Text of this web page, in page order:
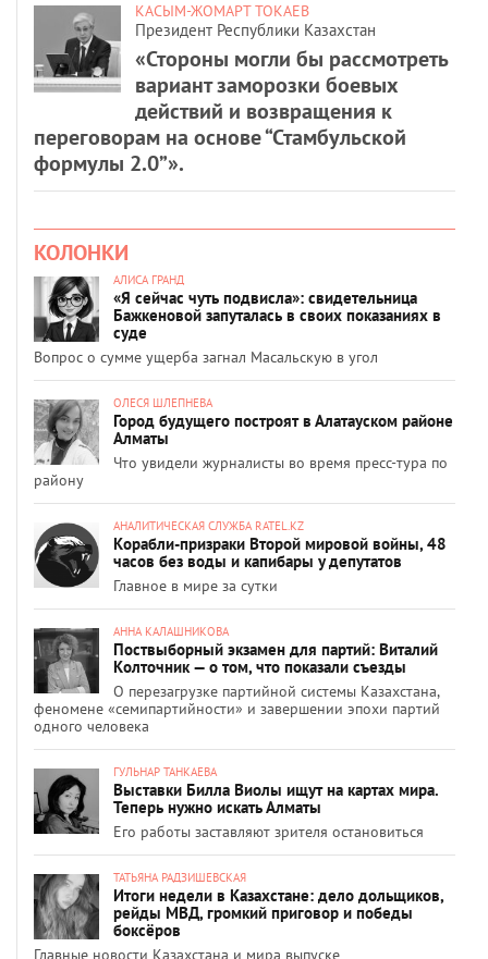
КАСЫМ-ЖОМАРТ ТОКАЕВ
Президент Республики Казахстан
«Стороны могли бы рассмотреть
вариант заморозки боевых
действий и возвращения к
переговорам на основе “Стамбульской
формулы 2.0”».
КОЛОНКИ
АЛИСА ГРАНД
«Я сейчас чуть подвисла»: свидетельница
Бажкеновой запуталась в своих показаниях в
суде
Вопрос о сумме ущерба загнал Масальскую в угол
ОЛЕСЯ ШЛЕПНЕВА
Город будущего построят в Алатауском районе
Алматы
Что увидели журналисты во время пресс-тура по
району
АНАЛИТИЧЕСКАЯ СЛУЖБА RATEL.KZ
Корабли-призраки Второй мировой войны, 48
часов без воды и капибары у депутатов
Главное в мире за сутки
АННА КАЛАШНИКОВА
Поствыборный экзамен для партий: Виталий
Колточник — о том, что показали съезды
О перезагрузке партийной системы Казахстана,
феномене «семипартийности» и завершении эпохи партий
одного человека
ГУЛЬНАР ТАНКАЕВА
Выставки Билла Виолы ищут на картах мира.
Теперь нужно искать Алматы
Его работы заставляют зрителя остановиться
ТАТЬЯНА РАДЗИШЕВСКАЯ
Итоги недели в Казахстане: дело дольщиков,
рейды МВД, громкий приговор и победы
боксёров
Главные новости Казахстана и мира выпуске